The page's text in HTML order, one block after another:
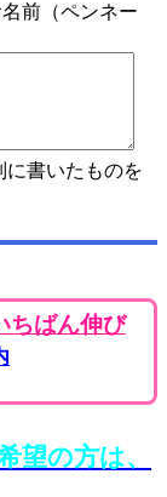
前（ペンネー
書いたものを
ちばん伸び
望の方は、